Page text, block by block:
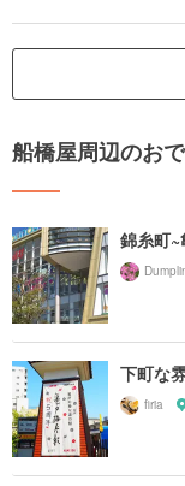
船橋屋周辺のお
錦糸町
下町な
firia